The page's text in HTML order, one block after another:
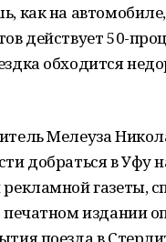
как на
действует 50-
обходится
Мелеуза
добраться в Уфу
газеты,
печатном издании